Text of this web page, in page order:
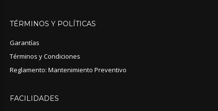
TÉRMINOS Y POLÍTICAS
Garantías
Términos y Condiciones
Reglamento: Mantenimiento Preventivo
FACILIDADES